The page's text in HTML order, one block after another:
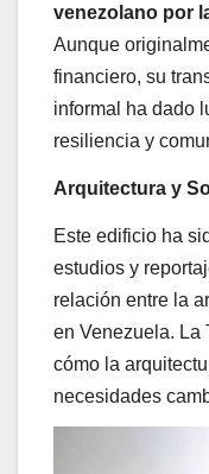
venezolano por
Aunque
financiero, su
informal ha dado
resiliencia y
Arquitectura y
Este edificio ha
estudios y
relación entre la
en Venezuela. La
cómo la
necesidades